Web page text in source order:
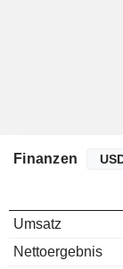
Finanzen
Umsatz
Nettoergebnis